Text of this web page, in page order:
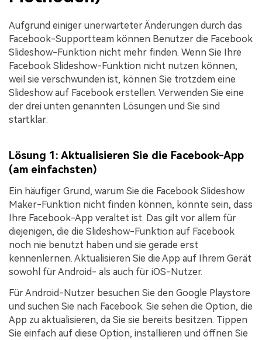
Aufgrund einiger unerwarteter Änderungen durch das
Facebook-Supportteam können Benutzer die Facebook
Slideshow-Funktion nicht mehr finden. Wenn Sie Ihre
Facebook Slideshow-Funktion nicht nutzen können,
weil sie verschwunden ist, können Sie trotzdem eine
Slideshow auf Facebook erstellen. Verwenden Sie eine
der drei unten genannten Lösungen und Sie sind
startklar:
Lösung 1: Aktualisieren Sie die Facebook-App
(am einfachsten)
Ein häufiger Grund, warum Sie die Facebook Slideshow
Maker-Funktion nicht finden können, könnte sein, dass
Ihre Facebook-App veraltet ist. Das gilt vor allem für
diejenigen, die die Slideshow-Funktion auf Facebook
noch nie benutzt haben und sie gerade erst
kennenlernen. Aktualisieren Sie die App auf Ihrem Gerät
sowohl für Android- als auch für iOS-Nutzer.
Für Android-Nutzer besuchen Sie den Google Playstore
und suchen Sie nach Facebook. Sie sehen die Option, die
App zu aktualisieren, da Sie sie bereits besitzen. Tippen
Sie einfach auf diese Option, installieren und öffnen Sie